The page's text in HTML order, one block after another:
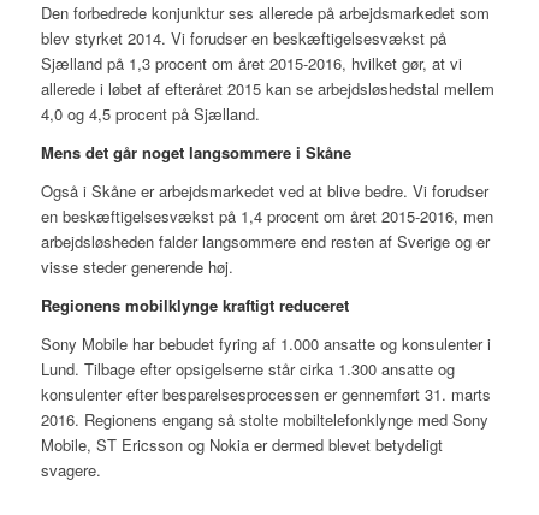
Den forbedrede konjunktur ses allerede på arbejdsmarkedet som
blev styrket 2014. Vi forudser en beskæftigelsesvækst på
Sjælland på 1,3 procent om året 2015-2016, hvilket gør, at vi
allerede i løbet af efteråret 2015 kan se arbejdsløshedstal mellem
4,0 og 4,5 procent på Sjælland.
Mens det går noget langsommere i Skåne
Også i Skåne er arbejdsmarkedet ved at blive bedre. Vi forudser
en beskæftigelsesvækst på 1,4 procent om året 2015-2016, men
arbejdsløsheden falder langsommere end resten af Sverige og er
visse steder generende høj.
Regionens mobilklynge kraftigt reduceret
Sony Mobile har bebudet fyring af 1.000 ansatte og konsulenter i
Lund. Tilbage efter opsigelserne står cirka 1.300 ansatte og
konsulenter efter besparelsesprocessen er gennemført 31. marts
2016. Regionens engang så stolte mobiltelefonklynge med Sony
Mobile, ST Ericsson og Nokia er dermed blevet betydeligt
svagere.